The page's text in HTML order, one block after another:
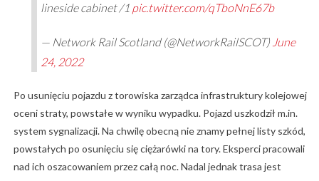
lineside cabinet /1 pic.twitter.com/qTboNnE67b
— Network Rail Scotland (@NetworkRailSCOT) June
24, 2022
Po usunięciu pojazdu z torowiska zarządca infrastruktury kolejowej
oceni straty, powstałe w wyniku wypadku. Pojazd uszkodził m.in.
system sygnalizacji. Na chwilę obecną nie znamy pełnej listy szkód,
powstałych po osunięciu się ciężarówki na tory. Eksperci pracowali
nad ich oszacowaniem przez całą noc. Nadal jednak trasa jest